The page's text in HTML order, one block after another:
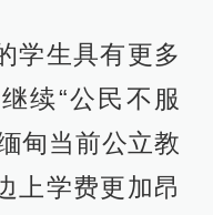
学生具有更多
续“公民不服
甸当前公立教
上学费更加昂